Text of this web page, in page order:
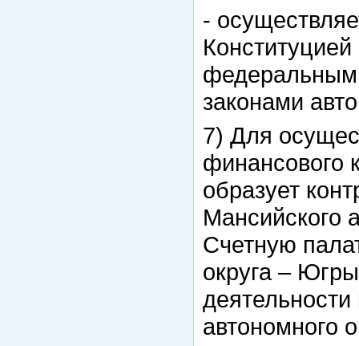
-
законами
7) Для
финансового
образует
Мансийского
Счетную
округа –
автономного